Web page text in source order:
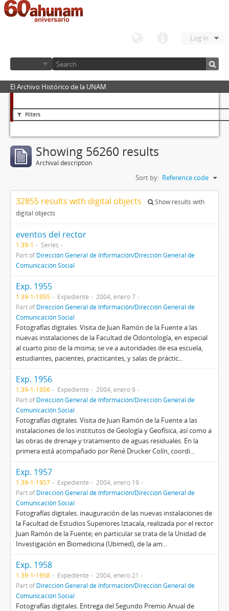
Log in
El Archivo Histórico de la UNAM
Filters
Showing 56260 results
Archival description
Sort by: Reference code
32855 results with digital objects
Show results with
digital objects
eventos del rector
1.39-1
Series
Part ofDirección General de Información/Dirección General de
Comunicación Social
Exp. 1955
1.39-1-1955 Expediente
2004, enero 7
Part ofDirección General de Información/Dirección General de
Comunicación Social
Fotografías digitales. Visita de Juan Ramón de la Fuente a las
nuevas instalaciones de la Facultad de Odontología, en especial
al cuarto piso de la misma; se ve a autoridades de esa escuela,
estudiantes, pacientes, practicantes, y salas de práctic...
Exp. 1956
1.39-1-1956 Expediente
2004, enero 9
Part ofDirección General de Información/Dirección General de
Comunicación Social
Fotografías digitales. Visita de Juan Ramón de la Fuente a las
instalaciones de los institutos de Geología y Geofísica, así como a
las obras de drenaje y tratamiento de aguas residuales. En la
primera está acompañado por René Drucker Colín, coordi...
Exp. 1957
1.39-1-1957 Expediente
2004, enero 19
Part ofDirección General de Información/Dirección General de
Comunicación Social
Fotografías digitales. inauguración de las nuevas instalaciones de
la Facultad de Estudios Superiores Iztacala, realizada por el rector
Juan Ramón de la Fuente; en particular se trata de la Unidad de
Investigación en Biomedicina (Ubimed), de la am...
Exp. 1958
1.39-1-1958 Expediente
2004, enero 21
Part ofDirección General de Información/Dirección General de
Comunicación Social
Fotografías digitales. Entrega del Segundo Premio Anual de